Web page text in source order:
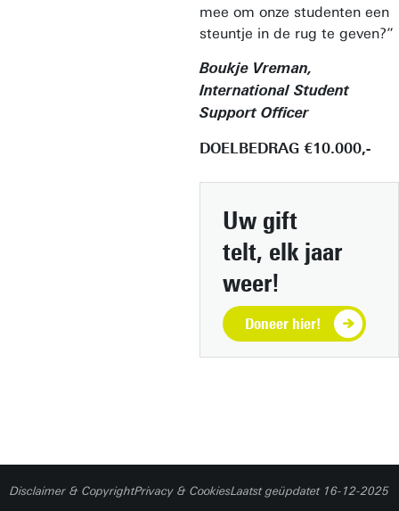
mee om onze studenten een
steuntje in de rug te geven?”
Boukje Vreman,
International Student
Support Officer
DOELBEDRAG €10.000,-
Uw gift
telt, elk jaar
weer!
Doneer hier!
Disclaimer & CopyrightPrivacy & CookiesLaatst geüpdatet 16-12-2025